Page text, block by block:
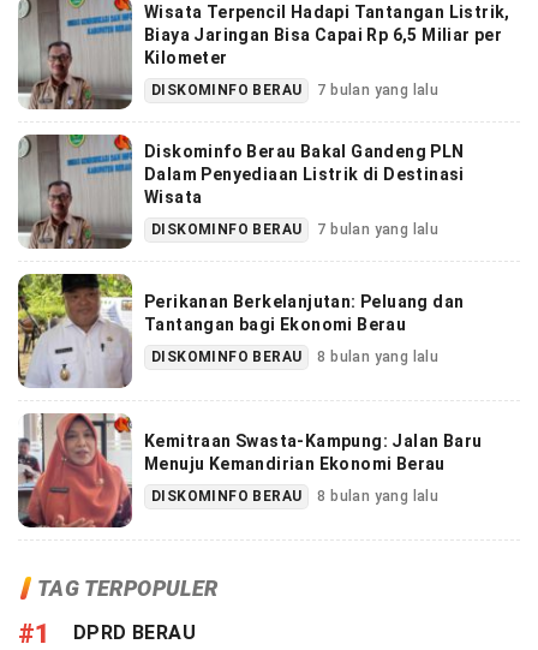
Wisata Terpencil Hadapi Tantangan Listrik,
Biaya Jaringan Bisa Capai Rp 6,5 Miliar per
Kilometer
DISKOMINFO BERAU 7 bulan yang lalu
Diskominfo Berau Bakal Gandeng PLN
Dalam Penyediaan Listrik di Destinasi
Wisata
DISKOMINFO BERAU 7 bulan yang lalu
Perikanan Berkelanjutan: Peluang dan
Tantangan bagi Ekonomi Berau
DISKOMINFO BERAU 8 bulan yang lalu
Kemitraan Swasta-Kampung: Jalan Baru
Menuju Kemandirian Ekonomi Berau
DISKOMINFO BERAU 8 bulan yang lalu
TAG TERPOPULER
#1 DPRD BERAU